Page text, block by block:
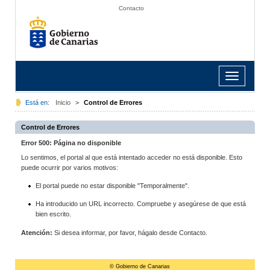
Contacto
Toggle
navigation
Está en: Inicio > Control de Errores
Control de Errores
Error 500: Página no disponible
Lo sentimos, el portal al que está intentado acceder no está disponible. Esto
puede ocurrir por varios motivos:
El portal puede no estar disponible "Temporalmente".
Ha introducido un URL incorrecto. Compruebe y asegúrese de que está
bien escrito.
Atención: Si desea informar, por favor, hágalo desde Contacto.
© Gobierno de Canarias